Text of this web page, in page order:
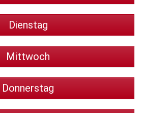
Dienstag
Mittwoch
Donnerstag